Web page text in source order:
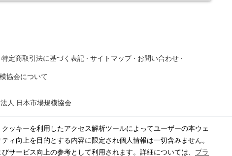
ッキーを利用したアクセス解析ツールによってユーザーの本ウェ
ィ向上を目的とする内容に限定され個人情報は一切含みません。
サービス向上の参考として利用されます。詳細については、 プラ
特定商取引法に基づく表記 · サイトマップ · お問い合わせ ·
協会について
人 日本市場規模協会